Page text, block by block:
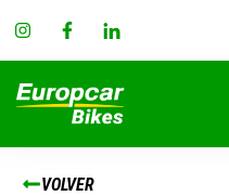
VOLVER